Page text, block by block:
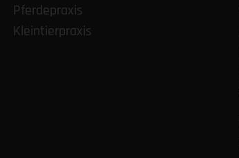
Pferdepraxis
Kleintierpraxis